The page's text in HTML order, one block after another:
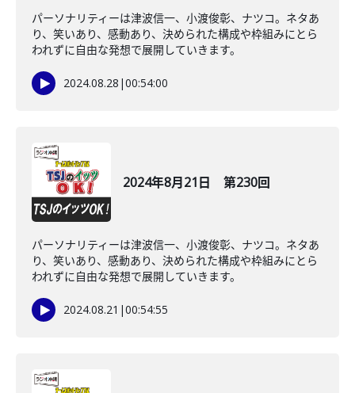
パーソナリティーは津波信一、小渡俊彰、ナツコ。ネタあ
り、笑いあり、感動あり、決められた構成や枠組みにとら
われずに自由な発想で展開していきます。
2024.08.28 |00:54:00
2024年8月21日 第230回
パーソナリティーは津波信一、小渡俊彰、ナツコ。ネタあ
り、笑いあり、感動あり、決められた構成や枠組みにとら
われずに自由な発想で展開していきます。
2024.08.21 |00:54:55